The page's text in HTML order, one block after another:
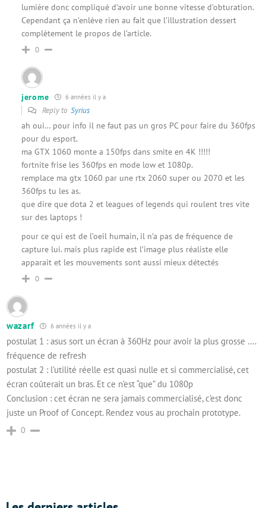
lumière donc compliqué d’avoir une bonne vitesse d’obturation.
Cependant ça n’enlève rien au fait que l’illustration dessert
complètement le propos de l’article.
0
jerome 6 années il y a
Reply to Syrius
ah oui… pour info il ne faut pas un gros PC pour faire du 360fps
pour du esport.
ma GTX 1060 monte a 150fps dans smite en 4K !!!!!
fortnite frise les 360fps en mode low et 1080p.
remplace ma gtx 1060 par une rtx 2060 super ou 2070 et les
360fps tu les as.
que dire que dota 2 et leagues of legends qui roulent tres vite
sur des laptops !
pour ce qui est de l’oeil humain, il n’a pas de fréquence de
capture lui. mais plus rapide est l’image plus réaliste elle
apparait et les mouvements sont aussi mieux détectés
0
wazarf 6 années il y a
postulat 1 : asus sort un écran à 360Hz pour avoir la plus grosse ….
fréquence de refresh
postulat 2 : l’utilité réelle est quasi nulle et si commercialisé, cet
écran coûterait un bras. Et ce n’est “que” du 1080p
Conclusion : cet écran ne sera jamais commercialisé, c’est donc
juste un Proof of Concept. Rendez vous au prochain prototype.
0